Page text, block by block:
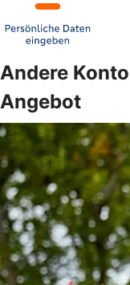
Andere
Angebot